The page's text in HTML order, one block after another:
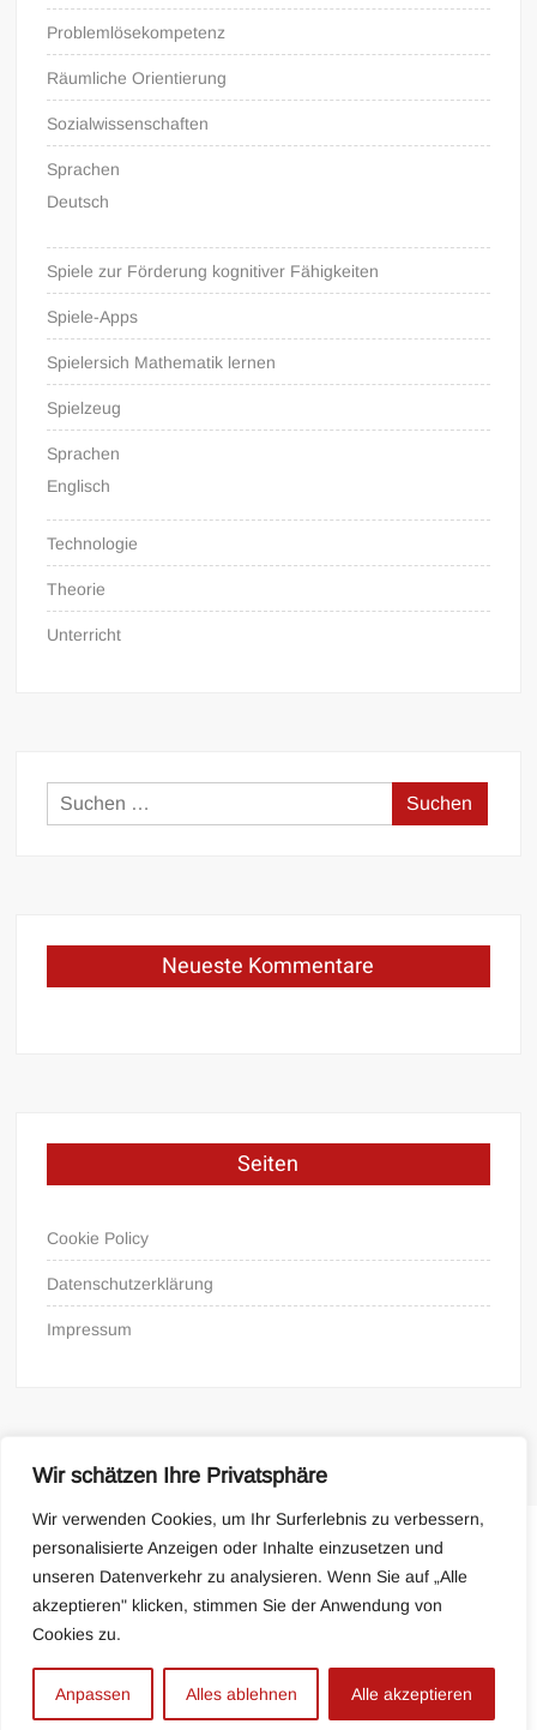
Wir schätzen Ihre Privatsphäre
Wir verwenden Cookies, um Ihr Surferlebnis zu verbessern,
personalisierte Anzeigen oder Inhalte einzusetzen und
unseren Datenverkehr zu analysieren. Wenn Sie auf „Alle
akzeptieren" klicken, stimmen Sie der Anwendung von
Cookies zu.
Anpassen Alles ablehnen Alle akzeptieren
Problemlösekompetenz
Räumliche Orientierung
Sozialwissenschaften
Sprachen
Deutsch
Spiele zur Förderung kognitiver Fähigkeiten
Spiele-Apps
Spielersich Mathematik lernen
Spielzeug
Sprachen
Englisch
Technologie
Theorie
Unterricht
Suchen
nach:
Neueste Kommentare
Seiten
Cookie Policy
Datenschutzerklärung
Impressum
Cookie Policy Impressum
Datenschutzerklärung